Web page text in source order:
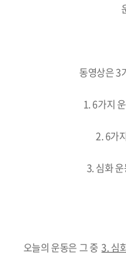
동영상은 3
1. 6가지
2. 6가
3. 심화
오늘의 운동은 그 중 3. 심